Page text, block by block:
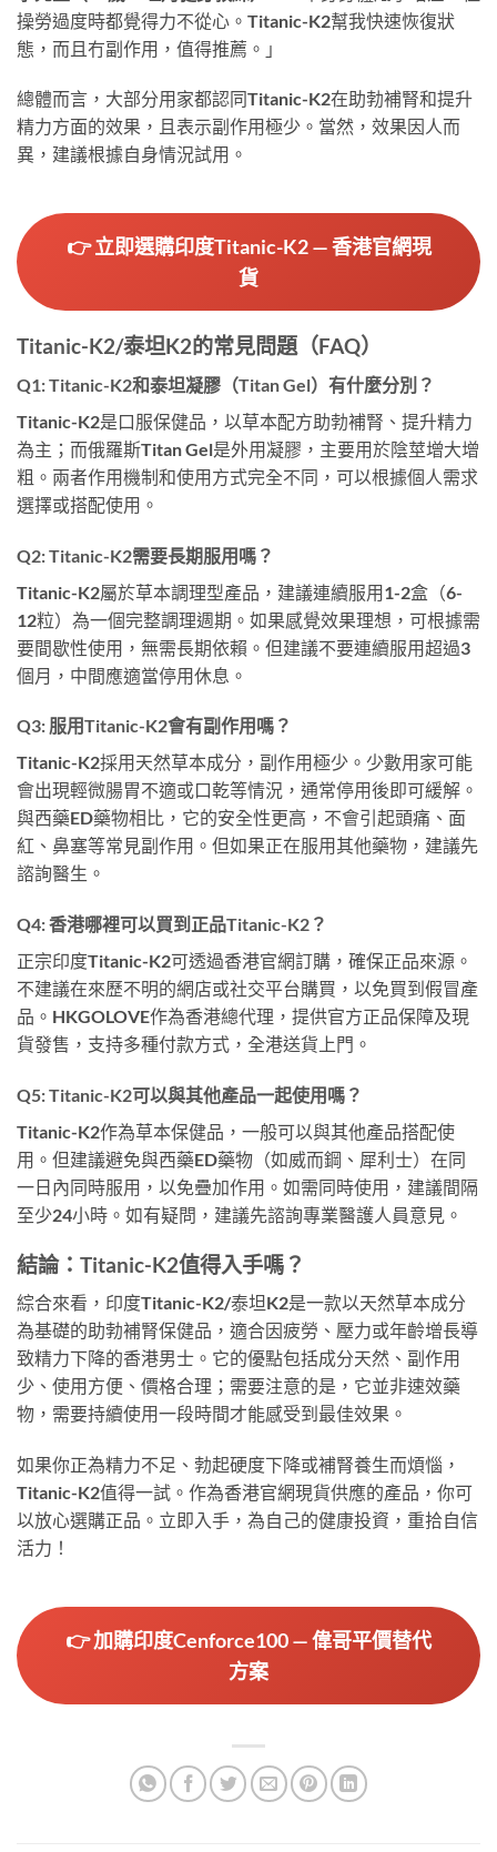
操勞過度時都覺得力不從心。Titanic-K2幫我快速恢復狀
態，而且冇副作用，值得推薦。」
總體而言，大部分用家都認同Titanic-K2在助勃補腎和提升
精力方面的效果，且表示副作用極少。當然，效果因人而
異，建議根據自身情況試用。
👉 立即選購印度Titanic-K2 — 香港官網現
貨
Titanic-K2/泰坦K2的常見問題（FAQ）
Q1: Titanic-K2和泰坦凝膠（Titan Gel）有什麼分別？
Titanic-K2是口服保健品，以草本配方助勃補腎、提升精力
為主；而俄羅斯Titan Gel是外用凝膠，主要用於陰莖增大增
粗。兩者作用機制和使用方式完全不同，可以根據個人需求
選擇或搭配使用。
Q2: Titanic-K2需要長期服用嗎？
Titanic-K2屬於草本調理型產品，建議連續服用1-2盒（6-
12粒）為一個完整調理週期。如果感覺效果理想，可根據需
要間歇性使用，無需長期依賴。但建議不要連續服用超過3
個月，中間應適當停用休息。
Q3: 服用Titanic-K2會有副作用嗎？
Titanic-K2採用天然草本成分，副作用極少。少數用家可能
會出現輕微腸胃不適或口乾等情況，通常停用後即可緩解。
與西藥ED藥物相比，它的安全性更高，不會引起頭痛、面
紅、鼻塞等常見副作用。但如果正在服用其他藥物，建議先
諮詢醫生。
Q4: 香港哪裡可以買到正品Titanic-K2？
正宗印度Titanic-K2可透過香港官網訂購，確保正品來源。
不建議在來歷不明的網店或社交平台購買，以免買到假冒產
品。HKGOLOVE作為香港總代理，提供官方正品保障及現
貨發售，支持多種付款方式，全港送貨上門。
Q5: Titanic-K2可以與其他產品一起使用嗎？
Titanic-K2作為草本保健品，一般可以與其他產品搭配使
用。但建議避免與西藥ED藥物（如威而鋼、犀利士）在同
一日內同時服用，以免疊加作用。如需同時使用，建議間隔
至少24小時。如有疑問，建議先諮詢專業醫護人員意見。
結論：Titanic-K2值得入手嗎？
綜合來看，印度Titanic-K2/泰坦K2是一款以天然草本成分
為基礎的助勃補腎保健品，適合因疲勞、壓力或年齡增長導
致精力下降的香港男士。它的優點包括成分天然、副作用
少、使用方便、價格合理；需要注意的是，它並非速效藥
物，需要持續使用一段時間才能感受到最佳效果。
如果你正為精力不足、勃起硬度下降或補腎養生而煩惱，
Titanic-K2值得一試。作為香港官網現貨供應的產品，你可
以放心選購正品。立即入手，為自己的健康投資，重拾自信
活力！
👉 加購印度Cenforce100 — 偉哥平價替代
方案